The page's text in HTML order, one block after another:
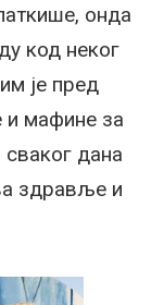
онда
код неког
је пред
и мафине за
дана
здравље и